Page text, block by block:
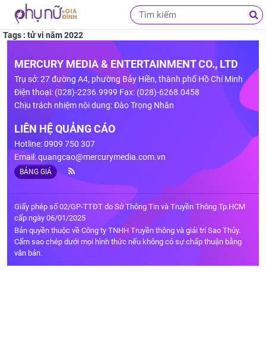
Tags : tử vi năm 2022
MERCURY MEDIA & ENTERTAINMENT CO., LTD
Trụ sở: 27 đường A4, phường Bảy Hiền, thành phố Hồ Chí Minh
Điện thoại: (028)-2236.9999 Fax: (028)-6268.0458
Chịu trách nhiệm nội dung: Đào Trọng Nhân
LIÊN HỆ QUẢNG CÁO
Hotline: 0909 750 307
Email:quangcao@mercurymedia.com.vn
BẢNG GIÁ
Giấy phép số 02/GP-TTĐT do Sở Thông Tin và Truyền Thông Tp.HCM
cấp ngày 06/01/2025
Bản quyền thuộc về Công ty TNHH Truyền thông và giải trí Sao Thủy.
Cấm sao chép dưới mọi hình thức nếu không có sự chấp thuận bằng
văn bản.